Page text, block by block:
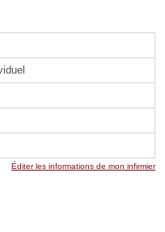
Éditer les informations de mon infirmier